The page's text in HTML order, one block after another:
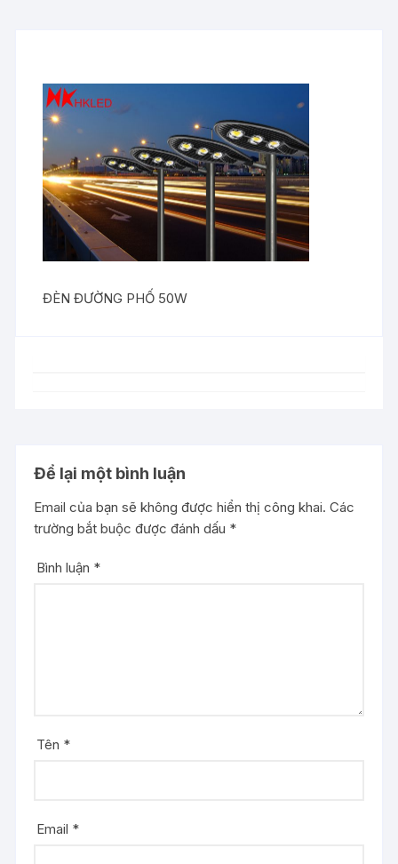
ĐÈN ĐƯỜNG PHỐ 50W
Để lại một bình luận
Email của bạn sẽ không được hiển thị công khai. Các
trường bắt buộc được đánh dấu *
Bình luận *
Tên *
Email *